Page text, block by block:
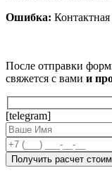
Ошибка:
После отправки
свяжется с вами и
[telegram]